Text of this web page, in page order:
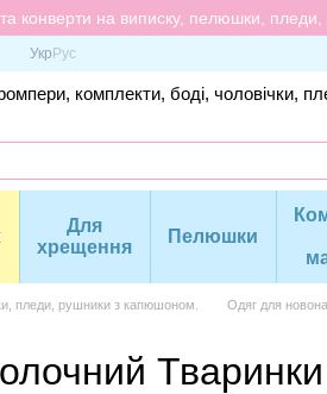
на виписку, пелюшки, пледи,
Укр Рус
комплекти, боді, чоловічки,
Для
хрещення
Пелюшки
пледи, рушники з капюшоном. Одяг для